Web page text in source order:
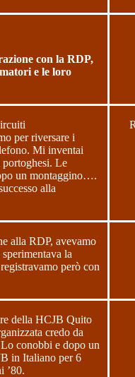
con la RDP,
e le loro
per riversare i
Mi inventai
portoghesi. Le
un montaggino….
alla
alla RDP, avevamo
la
però con
della HCJB Quito
credo da
conobbi e dopo un
in Italiano per 6
’80.